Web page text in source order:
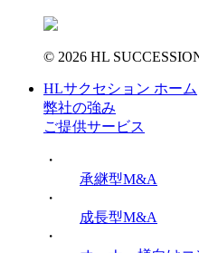
© 2026 HL
HLサクセション ホーム
弊社の強み
ご提供サービス
・
承継型M&A
・
成長型M&A
・